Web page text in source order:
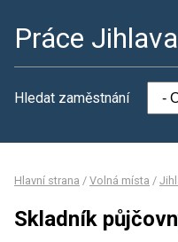
Práce Jihlava
Hledat zaměstnání
Hlavní strana / Volná místa /
Skladník